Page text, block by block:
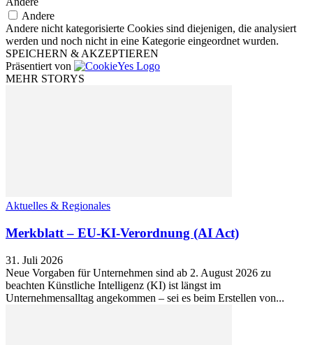
Andere
Andere nicht kategorisierte Cookies sind diejenigen, die analysiert
werden und noch nicht in eine Kategorie eingeordnet wurden.
SPEICHERN & AKZEPTIEREN
Präsentiert von
MEHR STORYS
Aktuelles & Regionales
Merkblatt – EU-KI-Verordnung (AI Act)
31. Juli 2026
Neue Vorgaben für Unternehmen sind ab 2. August 2026 zu
beachten Künstliche Intelligenz (KI) ist längst im
Unternehmensalltag angekommen – sei es beim Erstellen von...